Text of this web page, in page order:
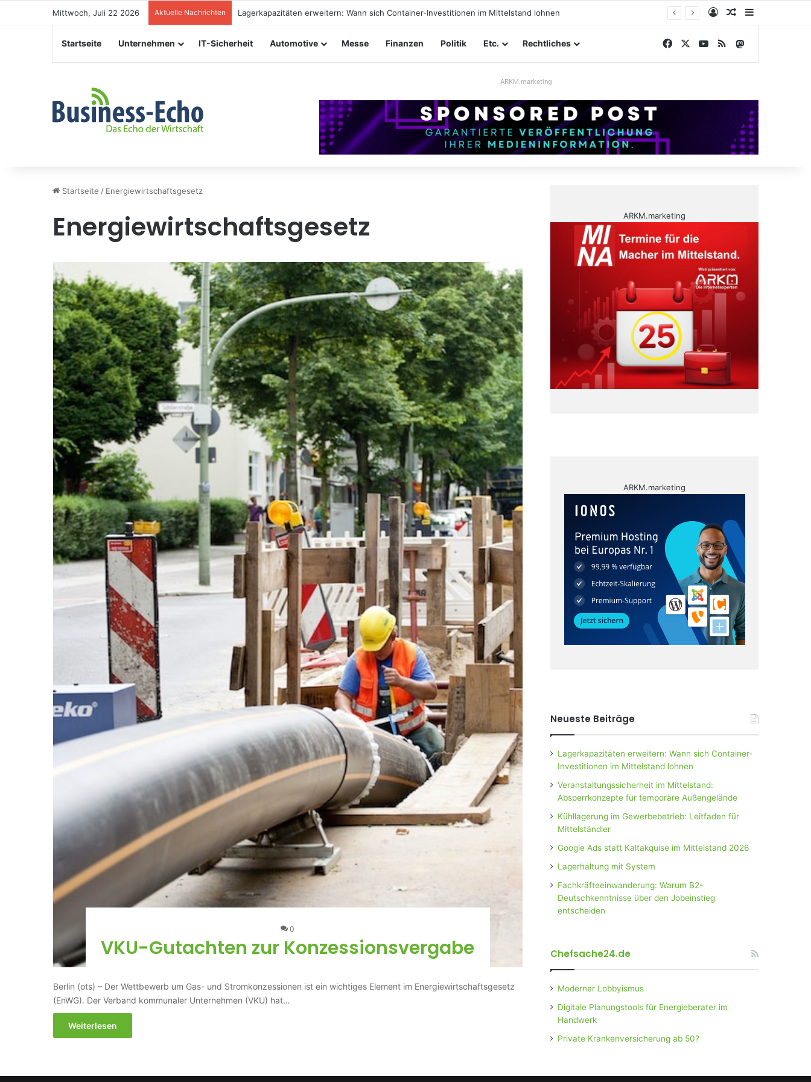
Mittwoch, Juli 22 2026 Aktuelle Nachrichten Veranstaltungssicherheit im Mittelstand: Absperrkonzepte für temporäre Außengelände AnmeldenZufälliger
Startseite Unternehmen IT-Sicherheit Automotive Messe Finanzen Politik Etc. Rechtliches Facebook YouTube
RSS
ARKM.marketing
Startseite / Energiewirtschaftsgesetz
Energiewirtschaftsgesetz
0
VKU-Gutachten zur Konzessionsvergabe
Berlin (ots) – Der Wettbewerb um Gas- und Stromkonzessionen ist ein wichtiges Element im Energiewirtschaftsgesetz
(EnWG). Der Verband kommunaler Unternehmen (VKU) hat…
Weiterlesen
ARKM.marketing
ARKM.marketing
Neueste Beiträge
Lagerkapazitäten erweitern: Wann sich Container-
Investitionen im Mittelstand lohnen
Veranstaltungssicherheit im Mittelstand:
Absperrkonzepte für temporäre Außengelände
Kühllagerung im Gewerbebetrieb: Leitfaden für
Mittelständler
Google Ads statt Kaltakquise im Mittelstand 2026
Lagerhaltung mit System
Fachkräfteeinwanderung: Warum B2-
Deutschkenntnisse über den Jobeinstieg
entscheiden
Chefsache24.de
Moderner Lobbyismus
Digitale Planungstools für Energieberater im
Handwerk
Private Krankenversicherung ab 50?